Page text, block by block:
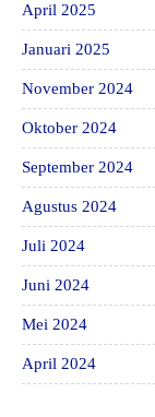
April 2025
Januari 2025
November 2024
Oktober 2024
September 2024
Agustus 2024
Juli 2024
Juni 2024
Mei 2024
April 2024